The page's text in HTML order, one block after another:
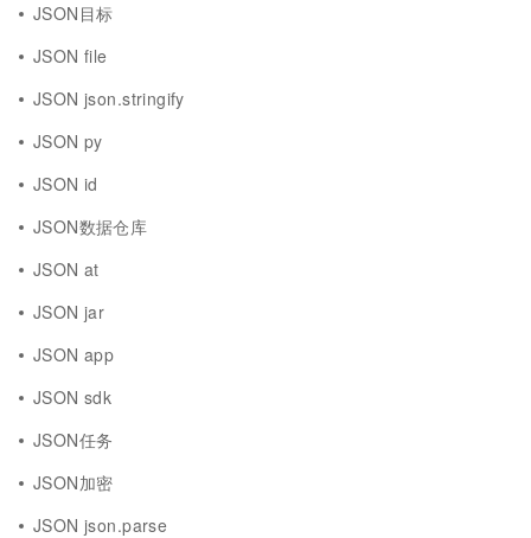
JSON目标
JSON file
JSON json.stringify
JSON py
JSON id
JSON数据仓库
JSON at
JSON jar
JSON app
JSON sdk
JSON任务
JSON加密
JSON json.parse